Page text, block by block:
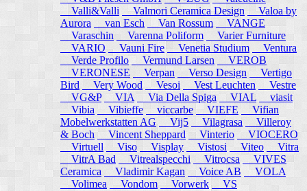
Valli&Valli
Valmori Ceramica Design
Valoa by
Aurora
van Esch Van Rossum
VANGE
Varaschin
Varenna Poliform
Varier Furniture
VARIO
Vauni Fire Venetia Studium
Ventura
Verde Profilo
Vermund Larsen
VEROB
VERONESE
Verpan Verso Design
Vertigo
Bird
Very Wood Vesoi Vest Leuchten
Vestre
VG&P
VIA Via Della Spiga VIAL
viasit
Vibia
Vibieffe viccarbe VIEFE
Vifian
Mobelwerkstatten AG
Vij5 Vilagrasa
Villeroy
& Boch
Vincent Sheppard Vinterio
VIOCERO
Virtuell
Viso Visplay Vistosi Viteo
Vitra
VitrA Bad
Vitrealspecchi Vitrocsa
VIVES
Ceramica
Vladimir Kagan Voice AB
VOLA
Volimea
Vondom Vorwerk VS